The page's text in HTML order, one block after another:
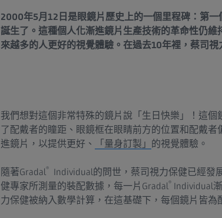
2000年5月12日是眼鏡片歷史上的一個里程碑：第
誕生了。這種個人化漸進鏡片生產技術的革命性仍
來越多的人更好的視覺體驗。在過去10年裡，蔡司
我們想對這個非常特殊的鏡片說「生日快樂」！這
了配戴者的瞳距、眼鏡框在眼睛前方的位置和配戴
進鏡片，以提供更好、
「量身訂製」 的視覺體驗。
隨著Gradal®Individual的問世，蔡司視力保健已經發
健專家所測量的裝配數據，每一片Gradal®Individual
力保健被納入數學計算，在這基礎下，每個鏡片皆為